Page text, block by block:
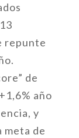
repunte
de
año
y
meta de